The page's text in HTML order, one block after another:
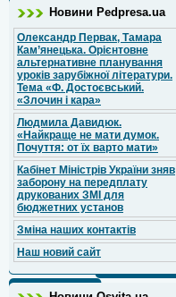
Новини Pedpresa.ua
Олександр Первак, Тамара
Кам’янецька. Орієнтовне
альтернативне планування
уроків зарубіжної літератури.
Тема «Ф. Достоєвський.
«Злочин і кара»
Людмила Давидюк.
«Найкраще не мати думок.
Почуття: от їх варто мати»
Кабінет Міністрів України зняв
заборону на передплату
друкованих ЗМІ для
бюджетних установ
Зміна наших контактів
Наш новий сайт